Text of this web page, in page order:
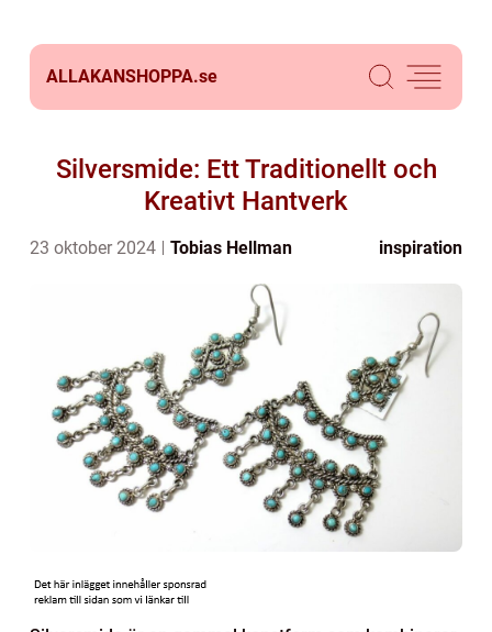
ALLAKANSHOPPA.se
Silversmide: Ett Traditionellt och
Kreativt Hantverk
23 oktober 2024 Tobias Hellman inspiration